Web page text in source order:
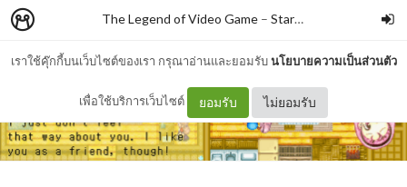
เราใช้คุ๊กกี้บนเว็บไซต์ของเรา กรุณาอ่านและยอมรับนโยบายความเป็นส่วนตัว
เพื่อใช้บริการเว็บไซต์ ยอมรับ ไม่ยอมรับ
The Legend of Video Game – StarLord4K